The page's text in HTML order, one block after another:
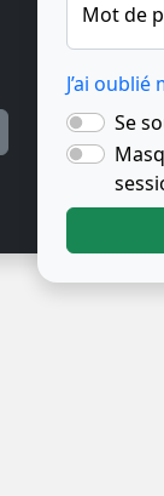
Mot de
J’ai
Se